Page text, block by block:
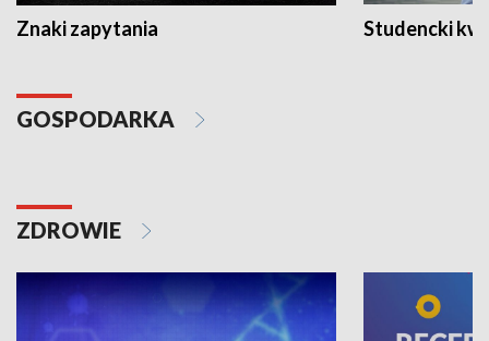
Znaki zapytania Studencki
GOSPODARKA
ZDROWIE